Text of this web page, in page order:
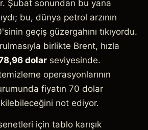
Şubat sonundan bu yana
bu, dünya petrol arzının
geçiş güzergahını tıkıyordu.
birlikte Brent, hızla
dolar seviyesinde.
operasyonlarının
fiyatın 70 dolar
not ediyor.
için tablo karışık